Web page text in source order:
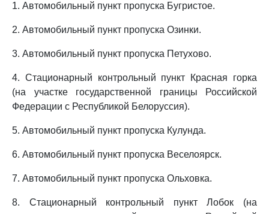
1. Автомобильный пункт пропуска Бугристое.
2. Автомобильный пункт пропуска Озинки.
3. Автомобильный пункт пропуска Петухово.
4. Стационарный контрольный пункт Красная горка
(на участке государственной границы Российской
Федерации с Республикой Белоруссия).
5. Автомобильный пункт пропуска Кулунда.
6. Автомобильный пункт пропуска Веселоярск.
7. Автомобильный пункт пропуска Ольховка.
8. Стационарный контрольный пункт Лобок (на